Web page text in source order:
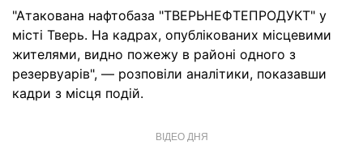
"Атакована нафтобаза "ТВЕРЬНЕФТЕПРОДУКТ" у
місті Тверь. На кадрах, опублікованих місцевими
жителями, видно пожежу в районі одного з
резервуарів", — розповіли аналітики, показавши
кадри з місця подій.
ВІДЕО ДНЯ